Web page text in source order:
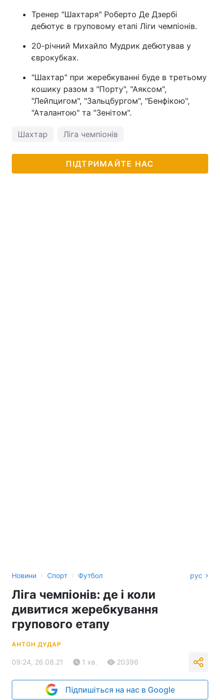
Тренер "Шахтаря" Роберто Де Дзербі
дебютує в груповому етапі Ліги чемпіонів.
20-річний Михайло Мудрик дебютував у
єврокубках.
"Шахтар" при жеребкуванні буде в третьому
кошику разом з "Порту", "Аяксом",
"Лейпцигом", "Зальцбургом", "Бенфікою",
"Аталантою" та "Зенітом".
Шахтар Ліга чемпіонів
ПІДТРИМАЙТЕ НАС
Новини › Спорт › Футбол рус
Ліга чемпіонів: де і коли
дивитися жеребкування
групового етапу
АНТОН ДУДАР
09:24, 26.08.21 1 хв. 20396
Підпишіться на нас в Google